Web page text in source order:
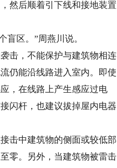
然后顺着引下线和接地装置
区。”周燕川说。
击，不能保护与建筑物相连
仍能沿线路进入室内。即使
，在线路上产生感应过电
闪杆，也建议拔掉屋内电器
击中建筑物的侧面或较低部
零。另外，当建筑物被雷击